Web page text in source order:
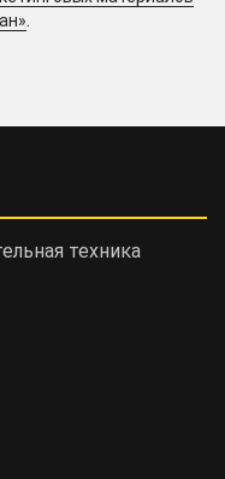
.
техника